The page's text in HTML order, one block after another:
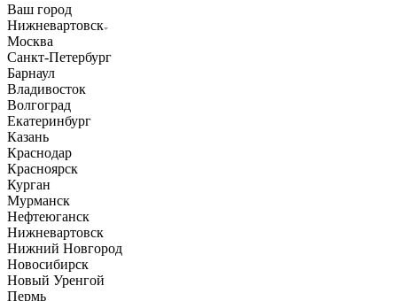
Ваш город
Нижневартовск
Москва
Санкт-Петербург
Барнаул
Владивосток
Волгоград
Екатеринбург
Казань
Краснодар
Красноярск
Курган
Мурманск
Нефтеюганск
Нижневартовск
Нижний Новгород
Новосибирск
Новый Уренгой
Пермь